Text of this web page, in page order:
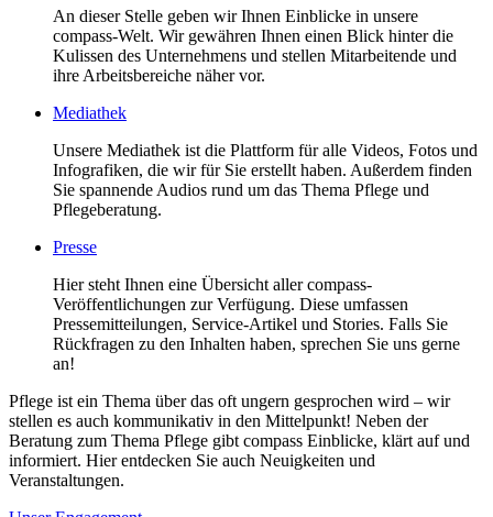
An dieser Stelle geben wir Ihnen Einblicke in unsere
compass-Welt. Wir gewähren Ihnen einen Blick hinter die
Kulissen des Unternehmens und stellen Mitarbeitende und
ihre Arbeitsbereiche näher vor.
Mediathek
Unsere Mediathek ist die Plattform für alle Videos, Fotos und
Infografiken, die wir für Sie erstellt haben. Außerdem finden
Sie spannende Audios rund um das Thema Pflege und
Pflegeberatung.
Presse
Hier steht Ihnen eine Übersicht aller compass-
Veröffentlichungen zur Verfügung. Diese umfassen
Pressemitteilungen, Service-Artikel und Stories. Falls Sie
Rückfragen zu den Inhalten haben, sprechen Sie uns gerne
an!
Pflege ist ein Thema über das oft ungern gesprochen wird – wir
stellen es auch kommunikativ in den Mittelpunkt! Neben der
Beratung zum Thema Pflege gibt compass Einblicke, klärt auf und
informiert. Hier entdecken Sie auch Neuigkeiten und
Veranstaltungen.